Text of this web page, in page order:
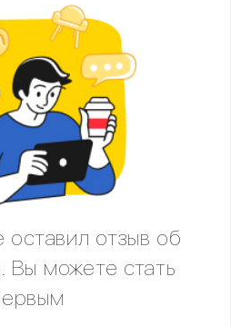
отзыв об
Вы можете стать